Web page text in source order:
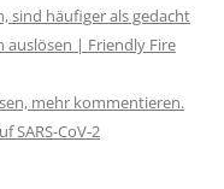
sind häufiger als gedacht
| Friendly Fire
mehr kommentieren.
SARS-CoV-2